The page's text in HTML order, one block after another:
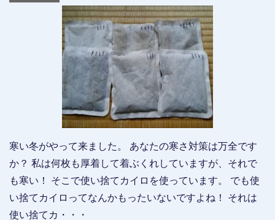
寒い冬がやって来ました。 あなたの寒さ対策は万全です
か？ 私は何枚も厚着して着ぶくれしていますが、それで
も寒い！ そこで使い捨てカイロを使っています。 でも使
い捨てカイロってなんかもったいないですよね！ それは
使い捨てカ・・・